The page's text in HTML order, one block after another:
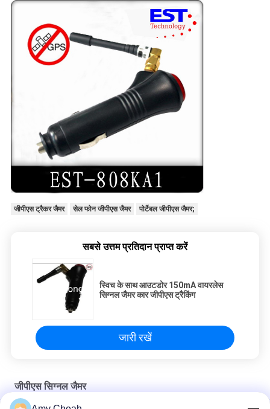
जीपीएस ट्रैकर जैमर सेल फोन जीपीएस जैमर पोर्टेबल जीपीएस जैमर;
सबसे उत्तम प्रतिदान प्राप्त करें
स्विच के साथ आउटडोर 150mA वायरलेस
सिग्नल जैमर कार जीपीएस ट्रैकिंग
जारी रखें
जीपीएस सिग्नल जैमर